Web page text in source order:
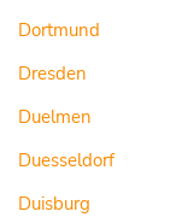
Dortmund
Dresden
Duelmen
Duesseldorf
Duisburg